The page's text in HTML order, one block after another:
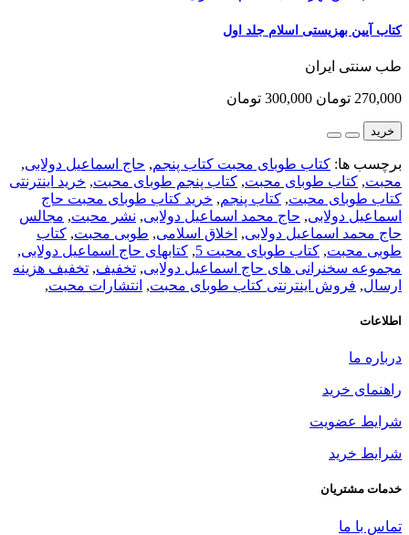
کتاب آیین بهزیستی اسلام جلد اول
طب سنتی ایران
270,000 تومان 300,000 تومان
خرید
برچسب ها: کتاب طوبای محبت کتاب پنجم, حاج اسماعیل دولابی,
محبت, کتاب طوبای محبت, کتاب پنجم طوبای محبت, خرید اینترنتی
کتاب طوبای محبت, کتاب پنجم, خرید کتاب طوبای محبت حاج
اسماعیل دولابی, حاج محمد اسماعیل دولابی, نشر محبت, مجالس
حاج محمد اسماعیل دولابی, اخلاق اسلامی, طوبی محبت, کتاب
طوبی محبت, کتاب طوبای محبت 5 , کتابهای حاج اسماعیل دولابی,
مجموعه سخنرانی های حاج اسماعیل دولابی, تخفیف, تخفیف هزینه
ارسال, فروش اینترنتی کتاب طوبای محبت, انتشارات محبت,
اطلاعات
درباره ما
راهنمای خرید
شرایط عضویت
شرایط خرید
خدمات مشتریان
تماس با ما